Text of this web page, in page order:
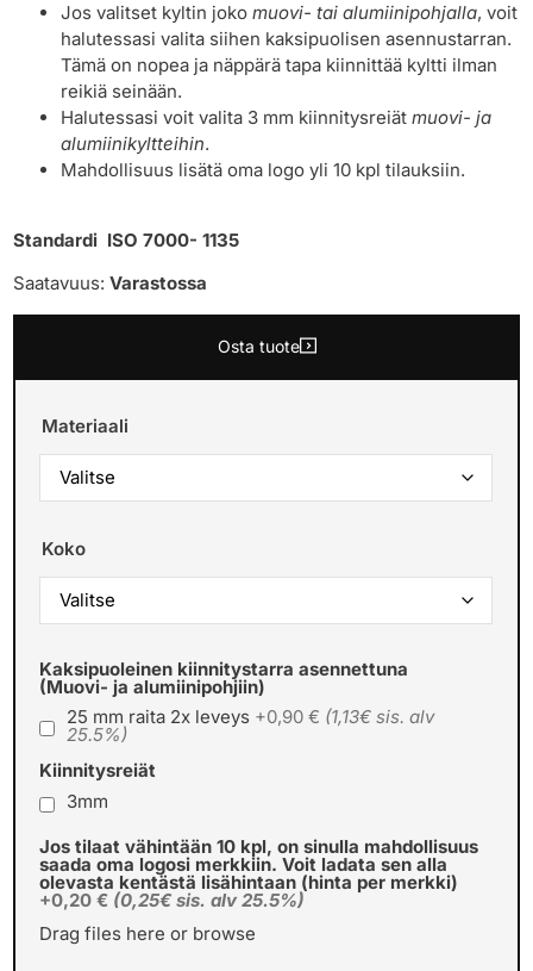
Jos valitset kyltin jokomuovi- tai alumiinipohjalla, voit
halutessasi valita siihen kaksipuolisen asennustarran.
Tämä on nopea ja näppärä tapa kiinnittää kyltti ilman
reikiä seinään.
Halutessasi voit valita 3 mm kiinnitysreiätmuovi- ja
alumiinikyltteihin.
Mahdollisuus lisätä oma logo yli 10 kpl tilauksiin.
Standardi ISO 7000- 1135
Saatavuus:Varastossa
Osta tuote
Materiaali
Koko
Kaksipuoleinen kiinnitystarra asennettuna
(Muovi- ja alumiinipohjiin)
25 mm raita 2x leveys +0,90 € (1,13€ sis. alv
25.5%)
Kiinnitysreiät
3mm
Jos tilaat vähintään 10 kpl, on sinulla mahdollisuus
saada oma logosi merkkiin. Voit ladata sen alla
olevasta kentästä lisähintaan (hinta per merkki)
+0,20 € (0,25€ sis. alv 25.5%)
Drag files here or browse